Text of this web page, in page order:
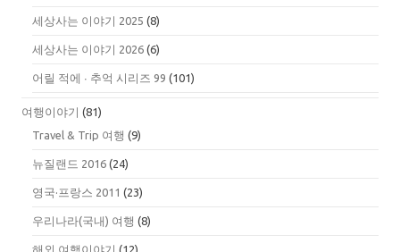
세상사는 이야기 2025 (8)
세상사는 이야기 2026 (6)
어릴 적에 ∙ 추억 시리즈 99 (101)
여행이야기 (81)
Travel & Trip 여행 (9)
뉴질랜드 2016 (24)
영국·프랑스 2011 (23)
우리나라(국내) 여행 (8)
해외 여행이야기 (12)